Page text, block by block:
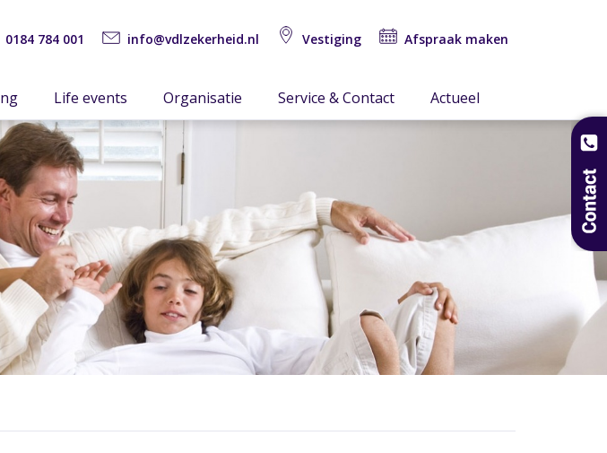
0184 784 001 info@vdlzekerheid.nl Vestiging Afspraak maken
Life events Organisatie Service & Contact Actueel